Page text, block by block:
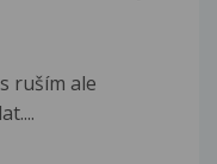
ruším ale